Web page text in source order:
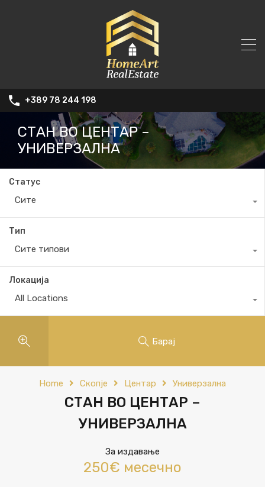
+389 78 244 198
СТАН ВО ЦЕНТАР –
УНИВЕРЗАЛНА
Статус
Сите
Тип
Сите типови
Локација
All Locations
Барај
Home Скопје Центар Универзална
СТАН ВО ЦЕНТАР –
УНИВЕРЗАЛНА
За издавање
250€ месечно